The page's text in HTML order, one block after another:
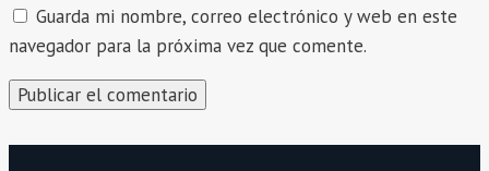
Guarda mi nombre, correo electrónico y web en este
navegador para la próxima vez que comente.